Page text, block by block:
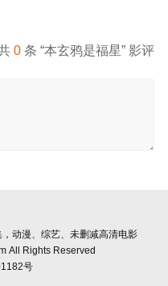
0 条 “本玄鸦是福星” 影评
动漫、综艺、未删减高清电影
All Rights Reserved
号